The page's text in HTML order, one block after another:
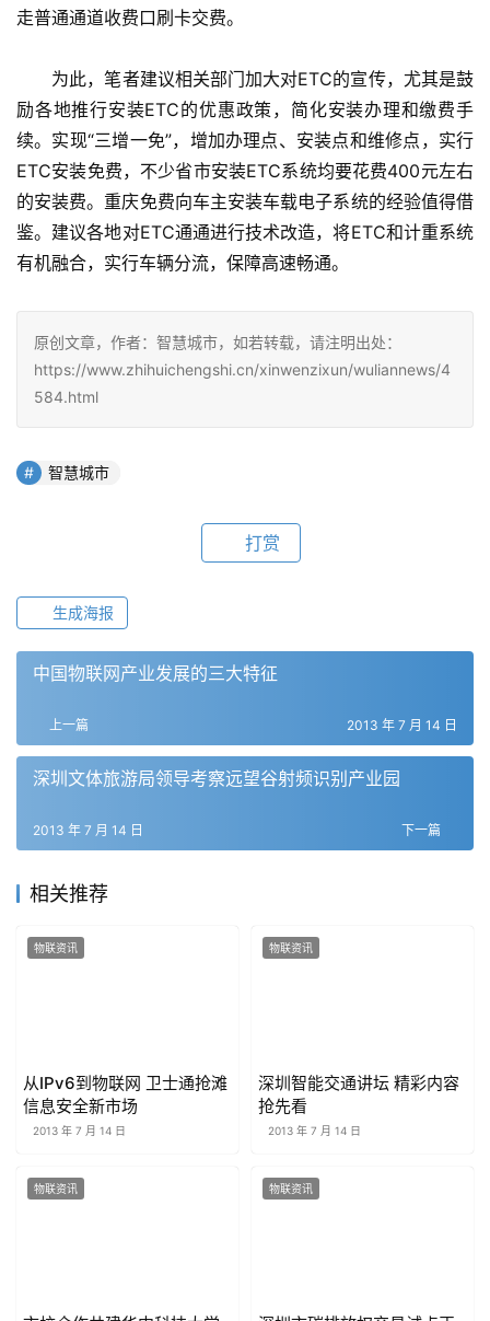
走普通通道收费口刷卡交费。
为此，笔者建议相关部门加大对ETC的宣传，尤其是鼓
励各地推行安装ETC的优惠政策，简化安装办理和缴费手
续。实现“三增一免”，增加办理点、安装点和维修点，实行
ETC安装免费，不少省市安装ETC系统均要花费400元左右
的安装费。重庆免费向车主安装车载电子系统的经验值得借
鉴。建议各地对ETC通通进行技术改造，将ETC和计重系统
有机融合，实行车辆分流，保障高速畅通。
原创文章，作者：智慧城市，如若转载，请注明出处：
https://www.zhihuichengshi.cn/xinwenzixun/wuliannews/4
584.html
智慧城市
打赏
生成海报
中国物联网产业发展的三大特征
上一篇 2013 年 7 月 14 日
深圳文体旅游局领导考察远望谷射频识别产业园
下一篇
2013 年 7 月 14 日
相关推荐
物联资讯
从IPv6到物联网 卫士通抢滩
信息安全新市场
2013 年 7 月 14 日
物联资讯
深圳智能交通讲坛 精彩内容
抢先看
2013 年 7 月 14 日
物联资讯 物联资讯